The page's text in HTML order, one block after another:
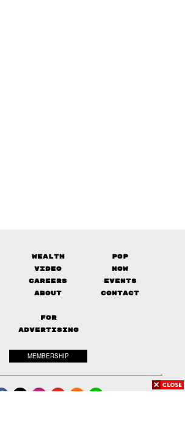
Wealth
Pop
Video
Now
Careers
Events
About Contact
FOR
ADVERTISING
MEMBERSHIP